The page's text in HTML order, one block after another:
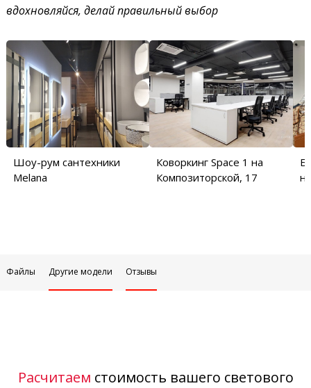
вдохновляйся, делай правильный выбор
Шоу-рум сантехники
Melana
Коворкинг Space 1 на
Композиторской, 17
Файлы Другие модели Отзывы
Расчитаем стоимость вашего светового